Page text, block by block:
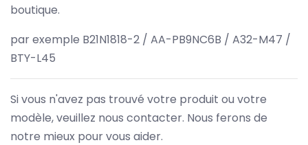
boutique.
par exemple B21N1818-2 / AA-PB9NC6B / A32-M47 /
BTY-L45
Si vous n'avez pas trouvé votre produit ou votre
modèle, veuillez nous contacter. Nous ferons de
notre mieux pour vous aider.